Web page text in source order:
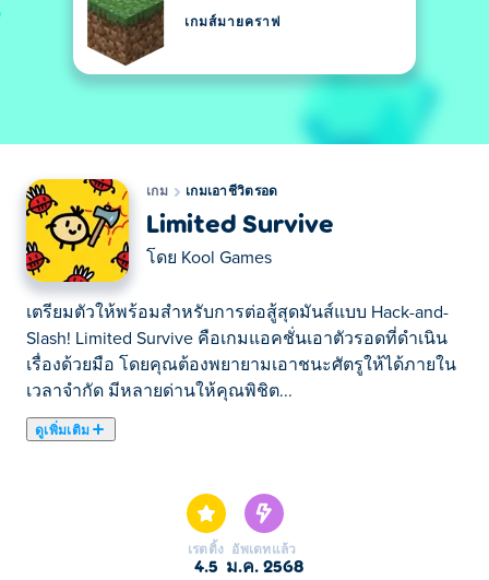
เกมส์มายคราฟ
เกม เกมเอาชีวิตรอด
Limited Survive
โดย Kool Games
เตรียมตัวให้พร้อมสำหรับการต่อสู้สุดมันส์แบบ Hack-and-
Slash! Limited Survive คือเกมแอคชั่นเอาตัวรอดที่ดำเนิน
เรื่องด้วยมือ โดยคุณต้องพยายามเอาชนะศัตรูให้ได้ภายใน
เวลาจำกัด มีหลายด่านให้คุณพิชิต...
ดูเพิ่มเติม
เรื่องด้วยมือ โดยคุณต้องพยายามเอาชนะศัตรูให้ได้ภายใน
เวลาจำกัด มีหลายด่านให้คุณพิชิต แต่ละด่านมีความ
ท้าทายที่เพิ่มมากขึ้นเรื่อยๆ ให้คุณเผชิญหน้า ในแต่ละด่าน
เรตติ้ง
4.5
อัพเดทแล้ว
ม.ค. 2568